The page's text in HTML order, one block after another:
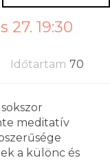
27. 19:30
Időtartam 70
meditatív
a különc és